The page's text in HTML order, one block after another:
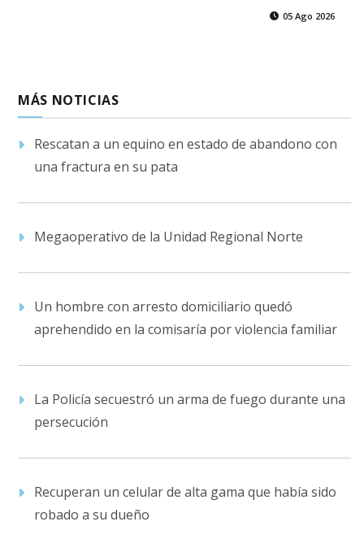
05 Ago 2026
MÁS NOTICIAS
Rescatan a un equino en estado de abandono con
una fractura en su pata
Megaoperativo de la Unidad Regional Norte
Un hombre con arresto domiciliario quedó
aprehendido en la comisaría por violencia familiar
La Policía secuestró un arma de fuego durante una
persecución
Recuperan un celular de alta gama que había sido
robado a su dueño